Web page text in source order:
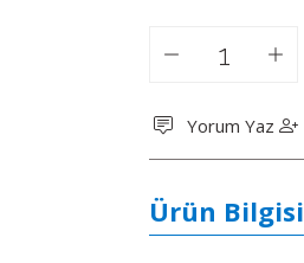
Yorum Yaz
Ürün Bilgisi